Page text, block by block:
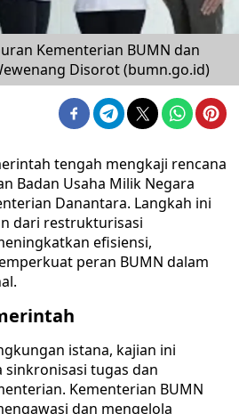
Kementerian BUMN dan
Disorot (bumn.go.id)
tengah mengkaji rencana
Badan Usaha Milik Negara
Danantara. Langkah ini
dari restrukturisasi
efisiensi,
peran BUMN dalam
istana, kajian ini
tugas dan
Kementerian BUMN
dan mengelola